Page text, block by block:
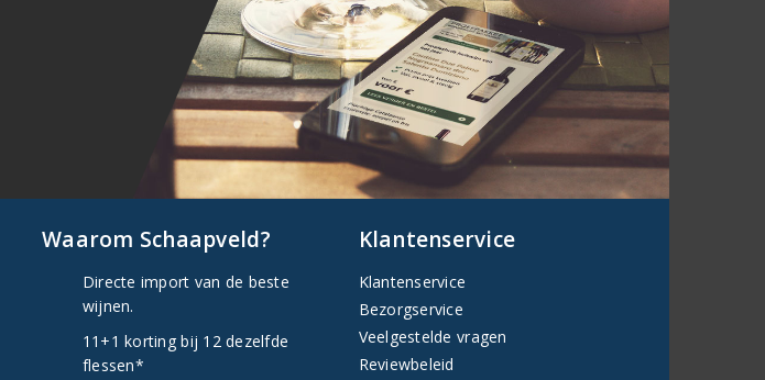
Waarom Schaapveld?
Directe import van de beste
wijnen.
11+1 korting bij 12 dezelfde
flessen*
Klantenservice
Klantenservice
Bezorgservice
Veelgestelde vragen
Reviewbeleid